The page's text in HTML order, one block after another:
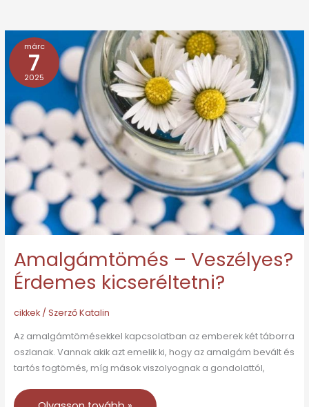
márc
7
2025
Amalgámtömés – Veszélyes?
Érdemes kicseréltetni?
cikkek/ SzerzőKatalin
Az amalgámtömésekkel kapcsolatban az emberek két táborra
oszlanak. Vannak akik azt emelik ki, hogy az amalgám bevált és
tartós fogtömés, míg mások viszolyognak a gondolattól,
Amalgámtömés
Veszélyes?
Érdemes
kicseréltetni?